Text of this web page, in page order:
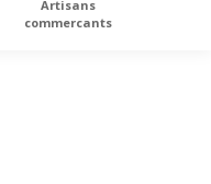
Artisans
commercants